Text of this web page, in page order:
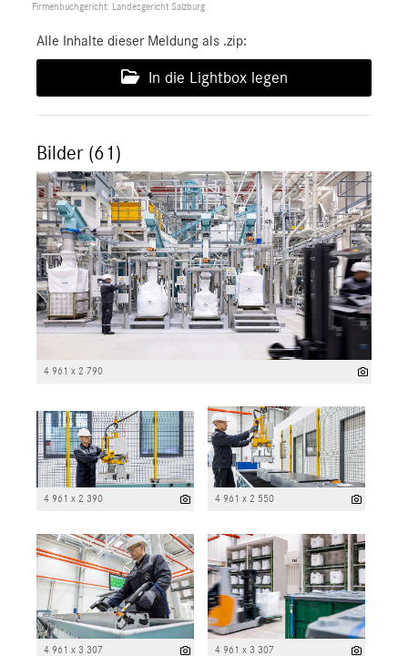
Firmenbuchgericht: Landesgericht Salzburg
Alle Inhalte dieser Meldung als .zip:
In die Lightbox legen
Bilder (61)
4 961 x 2 790
4 961 x 2 390 4 961 x 2 550
4 961 x 3 307 4 961 x 3 307